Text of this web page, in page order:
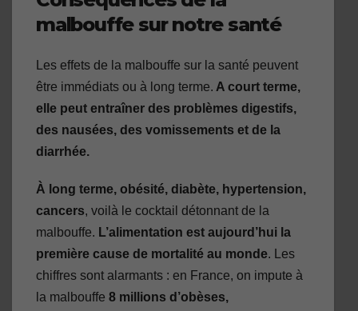
malbouffe sur notre santé
Les effets de la malbouffe sur la santé peuvent
être immédiats ou à long terme. A court terme,
elle peut entraîner des problèmes digestifs,
des nausées, des vomissements et de la
diarrhée.
À long terme, obésité, diabète, hypertension,
cancers, voilà le cocktail détonnant de la
malbouffe. L’alimentation est aujourd’hui la
première cause de mortalité au monde. Les
chiffres sont alarmants : en France, on impute à
la malbouffe 8 millions d’obèses,